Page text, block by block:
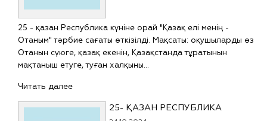
25 - қазан Республика күніне орай "Қазақ елі менің -
Отаным" тәрбие сағаты өткізілді. Мақсаты: оқушыларды өз
Отанын сүюге, қазақ екенін, Қазақстанда тұратынын
мақтаныш етуге, туған халқыны…
Читать далее
25- ҚАЗАН РЕСПУБЛИКА